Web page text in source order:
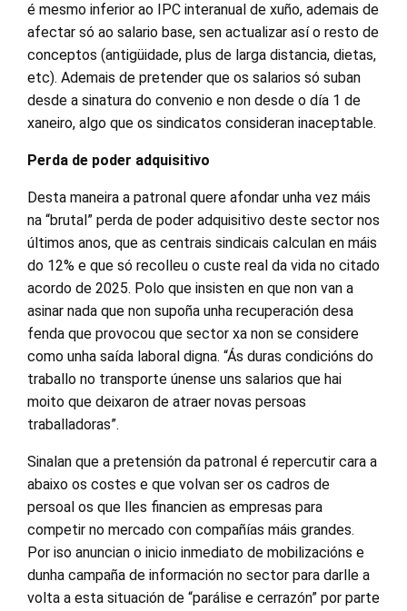
é mesmo inferior ao IPC interanual de xuño, ademais de
afectar só ao salario base, sen actualizar así o resto de
conceptos (antigüidade, plus de larga distancia, dietas,
etc). Ademais de pretender que os salarios só suban
desde a sinatura do convenio e non desde o día 1 de
xaneiro, algo que os sindicatos consideran inaceptable.
Perda de poder adquisitivo
Desta maneira a patronal quere afondar unha vez máis
na “brutal” perda de poder adquisitivo deste sector nos
últimos anos, que as centrais sindicais calculan en máis
do 12% e que só recolleu o custe real da vida no citado
acordo de 2025. Polo que insisten en que non van a
asinar nada que non supoña unha recuperación desa
fenda que provocou que sector xa non se considere
como unha saída laboral digna. “Ás duras condicións do
traballo no transporte únense uns salarios que hai
moito que deixaron de atraer novas persoas
traballadoras”.
Sinalan que a pretensión da patronal é repercutir cara a
abaixo os costes e que volvan ser os cadros de
persoal os que lles financien as empresas para
competir no mercado con compañías máis grandes.
Por iso anuncian o inicio inmediato de mobilizacións e
dunha campaña de información no sector para darlle a
volta a esta situación de “parálise e cerrazón” por parte